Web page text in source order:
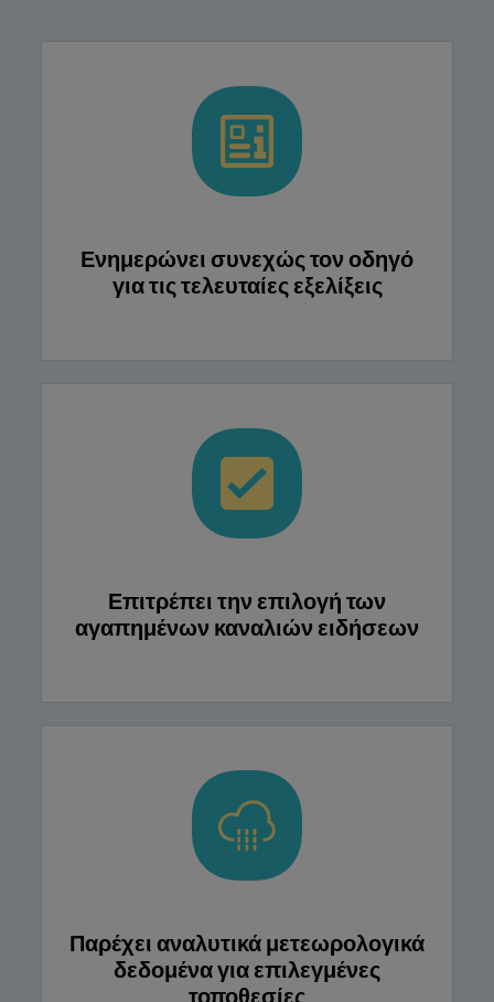
Ενημερώνει συνεχώς τον οδηγό
για τις τελευταίες εξελίξεις
Επιτρέπει την επιλογή των
αγαπημένων καναλιών ειδήσεων
Παρέχει αναλυτικά μετεωρολογικά
δεδομένα για επιλεγμένες
τοποθεσίες